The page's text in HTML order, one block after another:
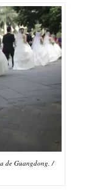
de Guangdong. /